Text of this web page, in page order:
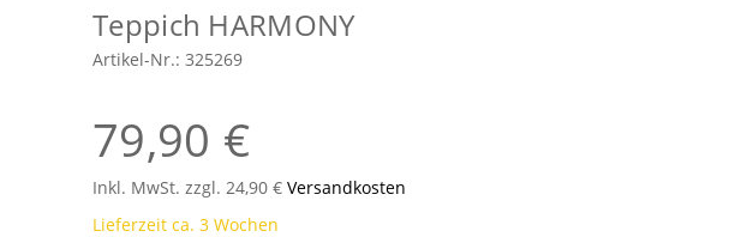
Teppich HARMONY
Artikel-Nr.: 325269
79,90 €
Inkl. MwSt. zzgl. 24,90 € Versandkosten
Lieferzeit ca. 3 Wochen